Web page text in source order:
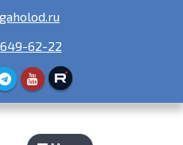
62-22